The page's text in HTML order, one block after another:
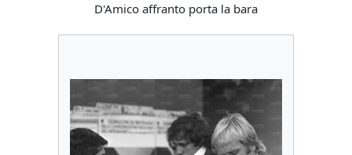
D'Amico affranto porta la bara